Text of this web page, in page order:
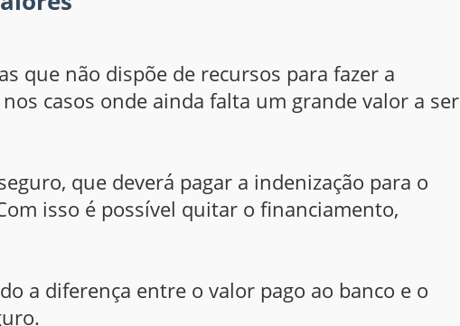
que não dispõe de recursos para fazer a
casos onde ainda falta um grande valor a ser
que deverá pagar a indenização para o
isso é possível quitar o financiamento,
a diferença entre o valor pago ao banco e o